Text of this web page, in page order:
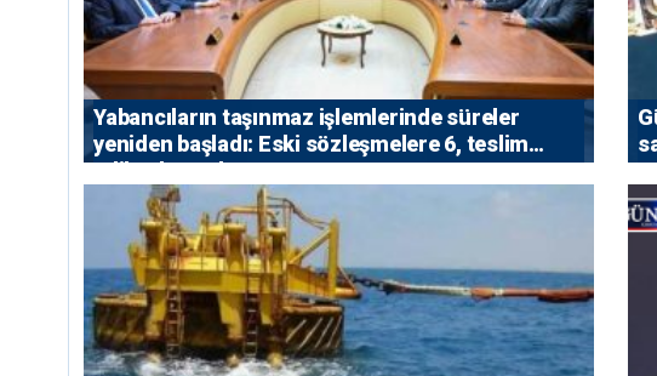
Yabancıların taşınmaz işlemlerinde süreler
yeniden başladı: Eski sözleşmelere 6, teslim
edilen konutlara 36 ay